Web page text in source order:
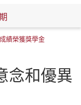
績榮獲獎學金
念和優異